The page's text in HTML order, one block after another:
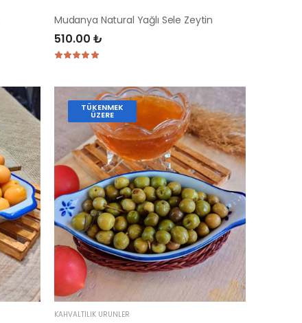
Mudanya Natural Yağlı Sele Zeytin
510.00 ₺
TÜKENMEK
ÜZERE
KAHVALTILIK ÜRÜNLER